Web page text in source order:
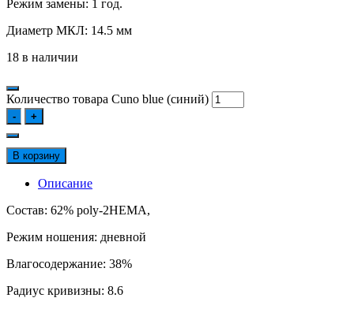
Режим замены: 1 год.
Диаметр МКЛ: 14.5 мм
18 в наличии
Количество товара Cuno blue (синий)
- +
В корзину
Описание
Состав: 62% poly-2HEMA,
Режим ношения: дневной
Влагосодержание: 38%
Радиус кривизны: 8.6